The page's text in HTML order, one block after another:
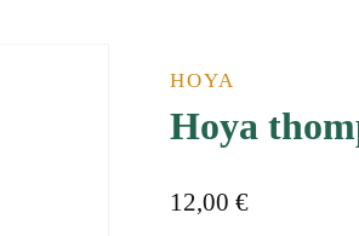
HOYA
Hoya
12,00 €